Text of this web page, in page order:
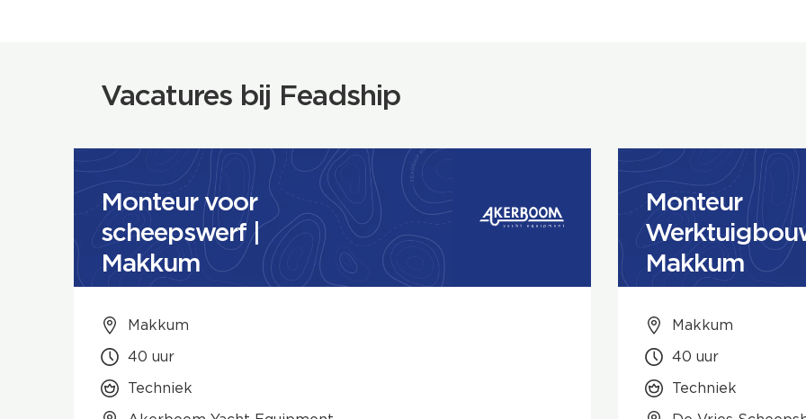
Vacatures bij Feadship
Monteur voor
scheepswerf |
Makkum
Makkum
40 uur
Techniek
Monteur
Makkum
Makkum
40 uur
Techniek